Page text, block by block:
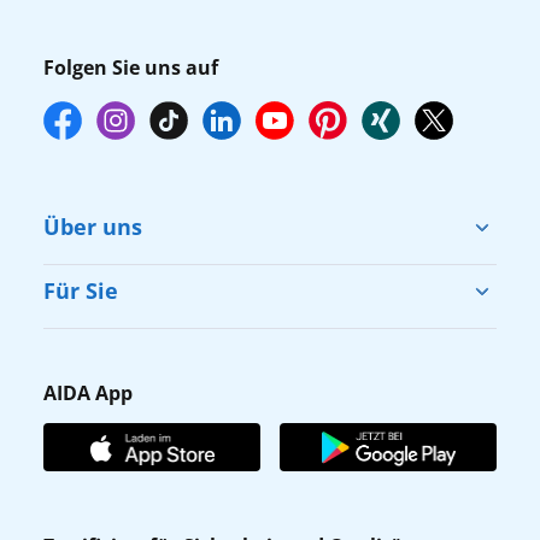
Folgen Sie uns auf
Über uns
Cruise & Help
Karriere
Affiliateprogramm
Für Sie
Gästefragebogen
AIDA Club
AIDA App